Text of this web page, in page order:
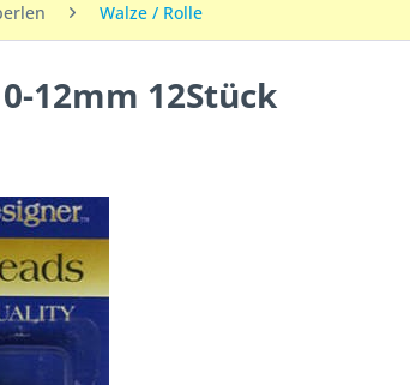
Walze / Rolle
12mm 12Stück